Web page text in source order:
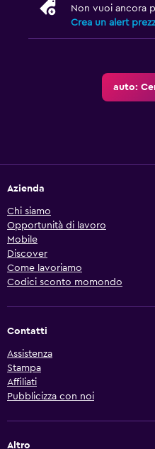
Non vuoi ancora
Crea un alert
auto:
Azienda
Chi siamo
Opportunità di lavoro
Mobile
Discover
Come lavoriamo
Codici sconto momondo
Contatti
Assistenza
Stampa
Affiliati
Pubblicizza con noi
Altro